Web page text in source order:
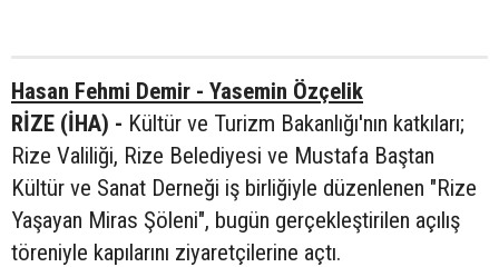
Hasan Fehmi Demir - Yasemin Özçelik
RİZE (İHA) - Kültür ve Turizm Bakanlığı'nın katkıları;
Rize Valiliği, Rize Belediyesi ve Mustafa Baştan
Kültür ve Sanat Derneği iş birliğiyle düzenlenen "Rize
Yaşayan Miras Şöleni", bugün gerçekleştirilen açılış
töreniyle kapılarını ziyaretçilerine açtı.